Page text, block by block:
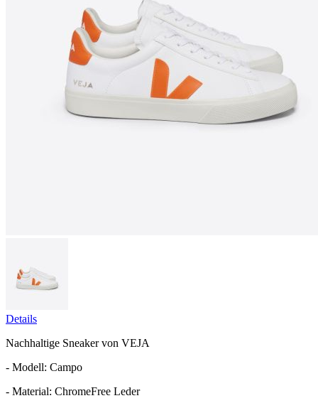
Details
Nachhaltige Sneaker von VEJA
- Modell: Campo
- Material: ChromeFree Leder